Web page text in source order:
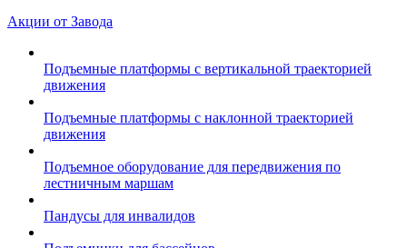
Акции от Завода
Подъемные платформы с вертикальной траекторией
движения
Подъемные платформы с наклонной траекторией
движения
Подъемное оборудование для передвижения по
лестничным маршам
Пандусы для инвалидов